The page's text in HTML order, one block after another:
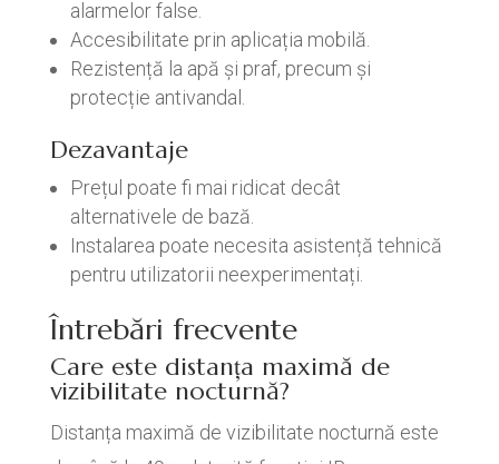
alarmelor false.
Accesibilitate prin aplicația mobilă.
Rezistență la apă și praf, precum și
protecție antivandal.
Dezavantaje
Prețul poate fi mai ridicat decât
alternativele de bază.
Instalarea poate necesita asistență tehnică
pentru utilizatorii neexperimentați.
Întrebări frecvente
Care este distanța maximă de
vizibilitate nocturnă?
Distanța maximă de vizibilitate nocturnă este